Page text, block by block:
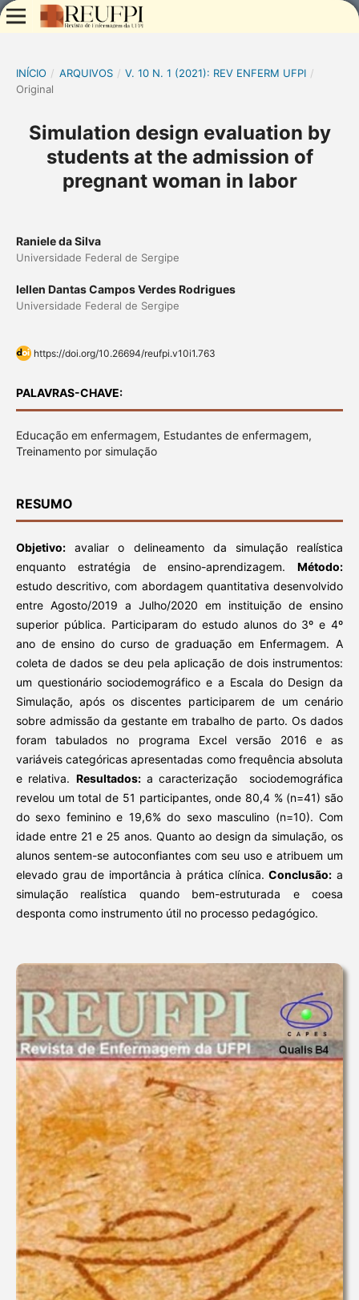
INÍCIO / ARQUIVOS / V. 10 N. 1 (2021): REV ENFERM UFPI /
Original
Simulation design evaluation by
students at the admission of
pregnant woman in labor
Raniele da Silva
Universidade Federal de Sergipe
Iellen Dantas Campos Verdes Rodrigues
Universidade Federal de Sergipe
https://doi.org/10.26694/reufpi.v10i1.763
PALAVRAS-CHAVE:
Educação em enfermagem, Estudantes de enfermagem,
Treinamento por simulação
RESUMO
Objetivo:avaliar o delineamento da simulação realística
enquanto estratégia de ensino-aprendizagem.Método:
estudo descritivo, com abordagem quantitativa desenvolvido
entre Agosto/2019 a Julho/2020 em instituição de ensino
superior pública. Participaram do estudo alunos do 3º e 4º
ano de ensino do curso de graduação em Enfermagem. A
coleta de dados se deu pela aplicação de dois instrumentos:
um questionário sociodemográfico e a Escala do Design da
Simulação, após os discentes participarem de um cenário
sobre admissão da gestante em trabalho de parto. Os dados
foram tabulados no programa Excel versão 2016 e as
variáveis categóricas apresentadas como frequência absoluta
e relativa. Resultados:a caracterização sociodemográfica
revelou um total de 51 participantes, onde 80,4 % (n=41) são
do sexo feminino e 19,6% do sexo masculino (n=10). Com
idade entre 21 e 25 anos. Quanto ao design da simulação, os
alunos sentem-se autoconfiantes com seu uso e atribuem um
elevado grau de importância à prática clínica.Conclusão: a
simulação realística quando bem-estruturada e coesa
desponta como instrumento útil no processo pedagógico.